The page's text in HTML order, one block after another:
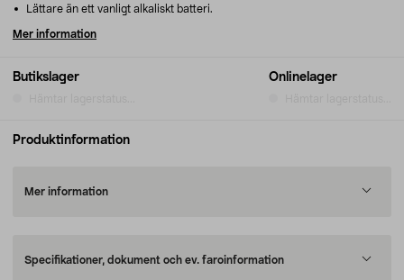
Butikslager Onlinelager
Lättare än ett vanligt alkaliskt batteri.
Mer information
Produktinformation
Mer information
Specifikationer, dokument och ev. faroinformation